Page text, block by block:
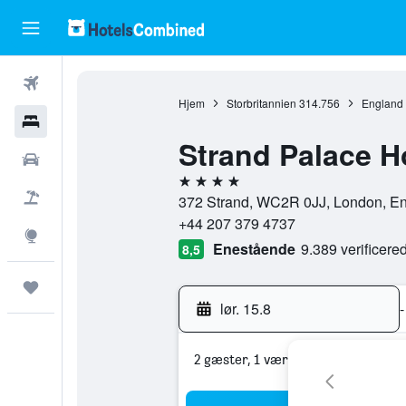
Hjem Storbritannien 314.756 England
Strand Palace
4 stjerner
372 Strand, WC2R 0JJ, London,
+44 207 379 4737
8,5 Enestående 9.389
lør. 15.8 -
2 gæster, 1 værelse